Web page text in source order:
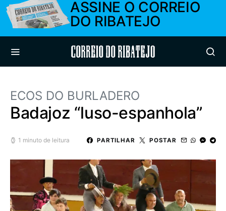
ASSINE O CORREIO
DO RIBATEJO
Correio do Ribatejo
ECOS DO BURLADERO
Badajoz “luso-espanhola”
1 minuto de leitura PARTILHAR POSTAR